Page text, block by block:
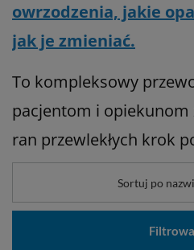
owrzodzenia, jakie
jak je zmieniać.
To kompleksowy
pacjentom i opiekunom
ran przewlekłych krok
Sortuj po